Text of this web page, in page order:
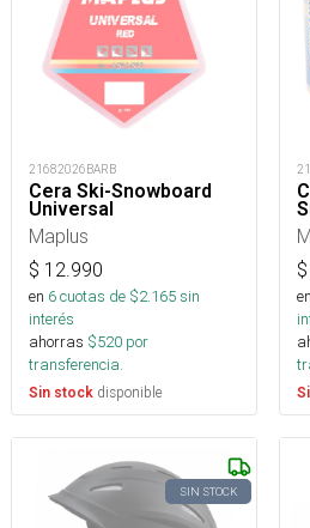
21682026BARB
Cera Ski-Snowboard
Universal
Maplus
$ 12.990
en 6cuotas de $2.165sin
interés
ahorras $520 por
transferencia.
Sin stock disponible
$
en
SIN STOCK